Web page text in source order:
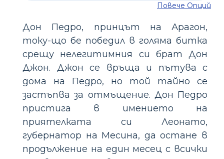
Повече Опций
Дон Педро, принцът на Арагон,
току-що бе победил в голяма битка
срещу нелегитимния си брат Дон
Джон. Джон се връща и пътува с
дома на Педро, но той тайно се
застъпва за отмъщение. Дон Педро
пристига в имението на
приятелката си Леонато,
губернатор на Месина, да остане в
продължение на един месец с всички